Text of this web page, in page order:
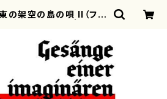
の架空の島の唄 II（フル